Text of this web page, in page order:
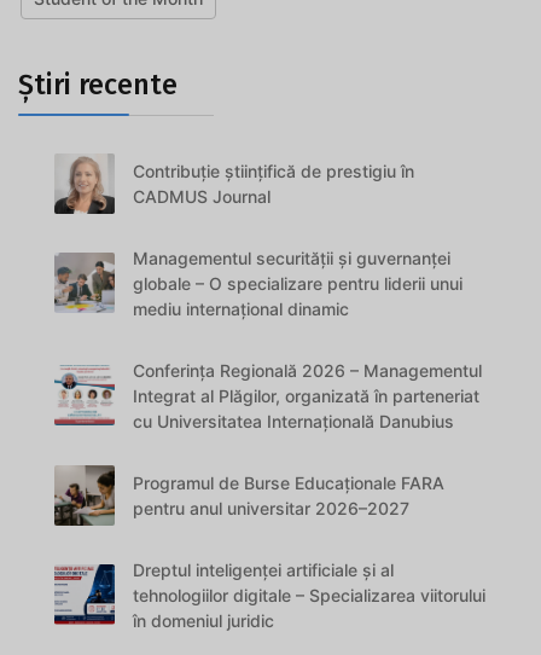
Știri recente
Contribuție științifică de prestigiu în
CADMUS Journal
Managementul securității și guvernanței
globale – O specializare pentru liderii unui
mediu internațional dinamic
Conferința Regională 2026 – Managementul
Integrat al Plăgilor, organizată în parteneriat
cu Universitatea Internațională Danubius
Programul de Burse Educaționale FARA
pentru anul universitar 2026–2027
Dreptul inteligenței artificiale și al
tehnologiilor digitale – Specializarea viitorului
în domeniul juridic